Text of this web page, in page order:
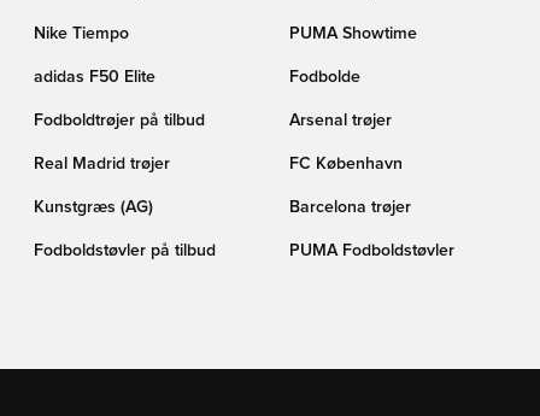
Nike Tiempo PUMA Showtime
adidas F50 Elite Fodbolde
Fodboldtrøjer på tilbud Arsenal trøjer
Real Madrid trøjer FC København
Kunstgræs (AG) Barcelona trøjer
Fodboldstøvler på tilbud PUMA Fodboldstøvler